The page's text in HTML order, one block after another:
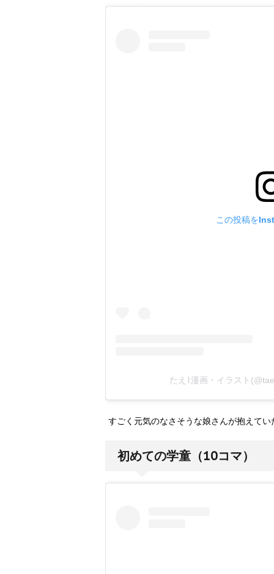
この投稿を
たえ⌇漫画・イラスト
すごく元気のなさそうな娘さんが抱えて
初めての学童（10コマ）